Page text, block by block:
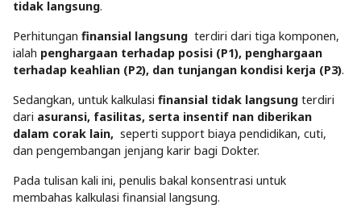
tidak langsung.
Perhitungan finansial langsung terdiri dari tiga komponen,
ialah penghargaan terhadap posisi (P1), penghargaan
terhadap keahlian (P2), dan tunjangan kondisi kerja (P3).
Sedangkan, untuk kalkulasi finansial tidak langsung terdiri
dari asuransi, fasilitas, serta insentif nan diberikan
dalam corak lain, seperti support biaya pendidikan, cuti,
dan pengembangan jenjang karir bagi Dokter.
Pada tulisan kali ini, penulis bakal konsentrasi untuk
membahas kalkulasi finansial langsung.